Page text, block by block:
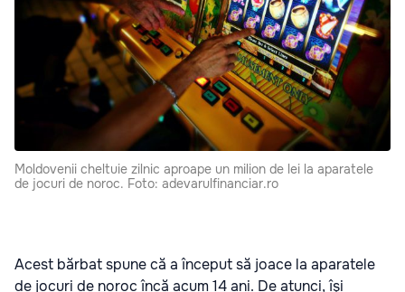
Moldovenii cheltuie zilnic aproape un milion de lei la aparatele
de jocuri de noroc. Foto: adevarulfinanciar.ro
Acest bărbat spune că a început să joace la aparatele
de jocuri de noroc încă acum 14 ani. De atunci, îşi